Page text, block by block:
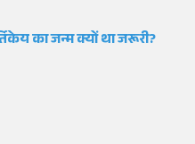
का जन्म क्यों था जरूरी?